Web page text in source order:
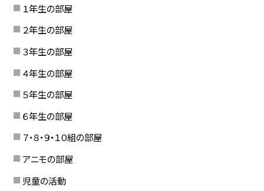
１年生の部屋
２年生の部屋
３年生の部屋
４年生の部屋
５年生の部屋
６年生の部屋
７・８・９・１０組の部屋
アニモの部屋
児童の活動